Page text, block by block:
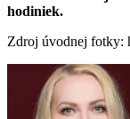
hodiniek.
Zdroj úvodnej fotky: